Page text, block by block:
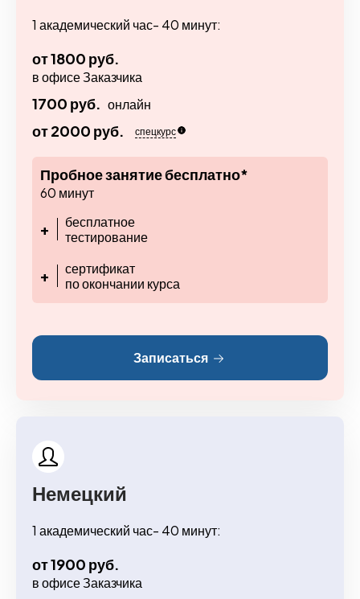
1 академический час- 40 минут:
от 1800 руб.
в офисе Заказчика
1700 руб. онлайн
от 2000 руб. спецкурс
Пробное занятие бесплатно*
60 минут
+
бесплатное
тестирование
+
сертификат
по окончании курса
Записаться
Немецкий
1 академический час- 40 минут:
от 1900 руб.
в офисе Заказчика